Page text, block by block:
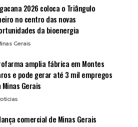
2026 coloca o Triângulo
no centro das novas
da bioenergia
Gerais
amplia fábrica em Montes
e pode gerar até 3 mil empregos
Minas Gerais
comercial de Minas Gerais